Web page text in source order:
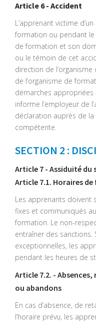
Article 6 - Accident
L’apprenant victime
formation ou pendant
de formation et son
ou le témoin de cet
direction de
de l’organisme de
démarches
informe l’employeur de
déclaration auprès de
compétente.
SECTION 2 :
Article 7 - Assiduité
Article 7.1. Horaires
Les apprenants doivent
fixes et communiqués
formation. Le non-
entraîner des sanctions.
exceptionnelles, les
pendant les heures de
Article 7.2. -
ou abandons
En cas d’absence, de
l’horaire prévu, les